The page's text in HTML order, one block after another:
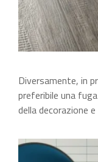
Diversamente, in
preferibile una
della decorazione